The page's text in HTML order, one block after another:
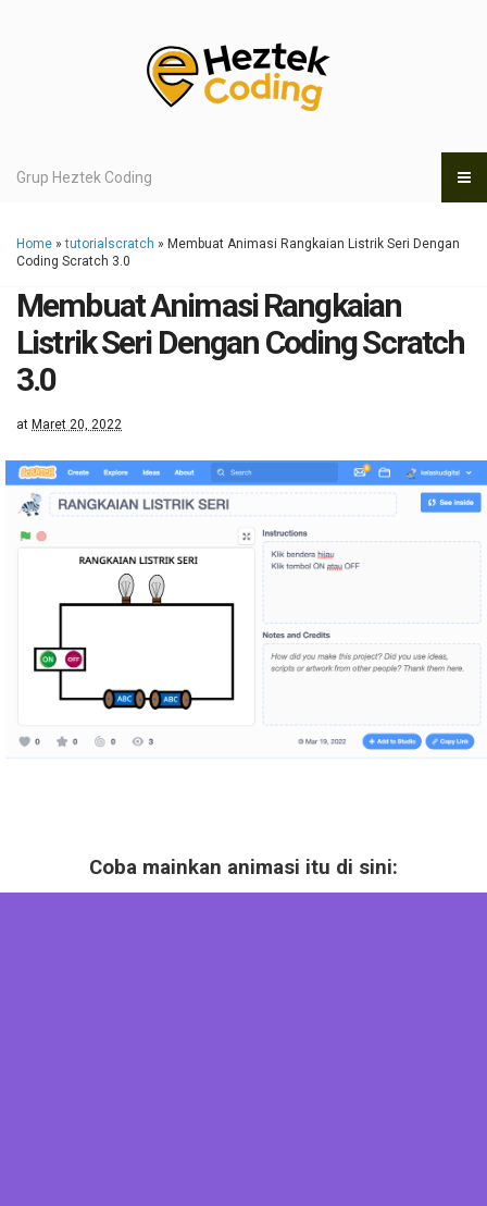
Grup Heztek Coding
Home »tutorialscratch » Membuat Animasi Rangkaian Listrik Seri Dengan
Coding Scratch 3.0
Membuat Animasi Rangkaian
Listrik Seri Dengan Coding Scratch
3.0
at Maret 20, 2022
Coba mainkan animasi itu di sini: